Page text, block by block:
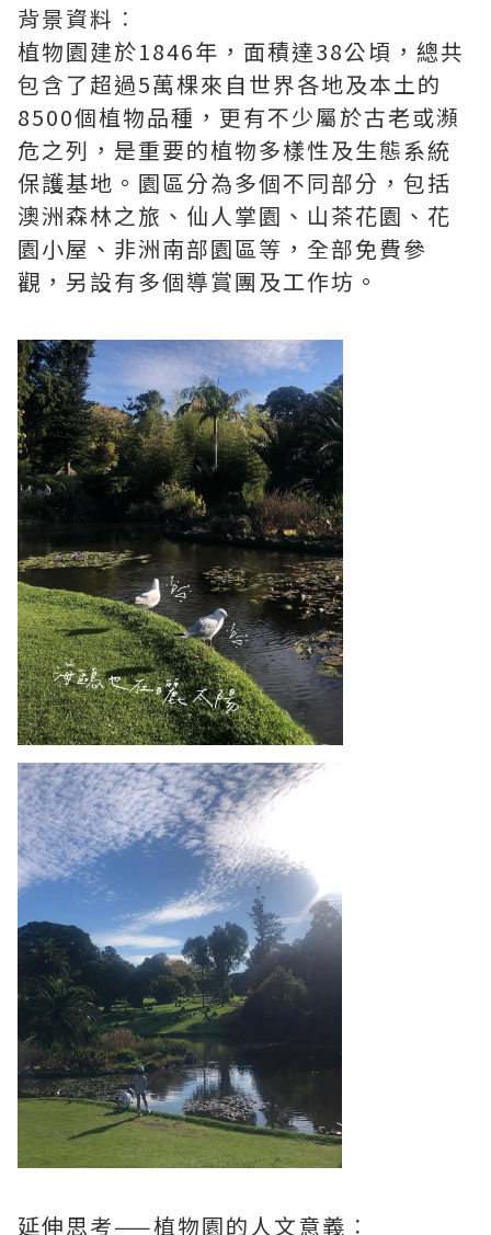
背景資料︰
植物園建於1846年，面積達38公頃，總共
包含了超過5萬棵來自世界各地及本土的
8500個植物品種，更有不少屬於古老或瀕
危之列，是重要的植物多樣性及生態系統
保護基地。園區分為多個不同部分，包括
澳洲森林之旅、仙人掌園、山茶花園、花
園小屋、非洲南部園區等，全部免費參
觀，另設有多個導賞團及工作坊。
延伸思考——植物園的人文意義︰